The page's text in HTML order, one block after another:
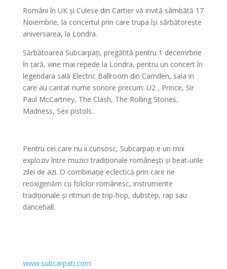
Români în UK și Culese din Cartier vă invită sâmbătă 17
Noiembrie, la concertul prin care trupa își sărbătorește
aniversarea, la Londra.
Sărbătoarea Subcarpați, pregătită pentru 1 decemrbrie
în țară, vine mai repede la Londra, pentru un concert în
legendara sală Electric Ballroom din Camden, sala in
care au cantat nume sonore precum: U2 , Prince, Sir
Paul McCartney, The Clash, The Rolling Stones,
Madness, Sex pistols.
Pentru cei care nu ii cunsosc, Subcarpați e un mix
exploziv între muzici tradiționale românești și beat-urile
zilei de azi. O combinație eclectică prin care ne
reoxigenăm cu folclor românesc, instrumente
tradiționale și ritmuri de trip-hop, dubstep, rap sau
dancehall.
www.subcarpati.com